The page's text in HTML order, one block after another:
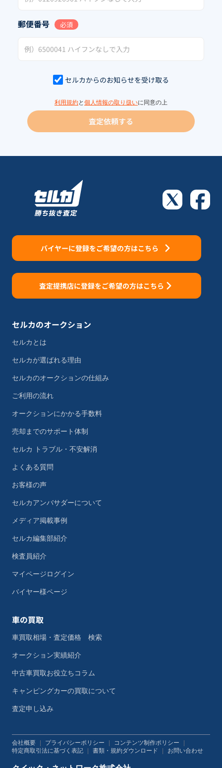
郵便番号 必須
セルカからのお知らせを受け取る
利用規約と 個人情報の取り扱いに同意の上
査定依頼する
バイヤーに登録をご希望の方はこちら
査定提携店に登録をご希望の方はこちら
セルカのオークション
セルカとは
セルカが選ばれる理由
セルカのオークションの仕組み
ご利用の流れ
オークションにかかる手数料
売却までのサポート体制
セルカ トラブル・不安解消
よくある質問
お客様の声
セルカアンバサダーについて
メディア掲載事例
セルカ編集部紹介
検査員紹介
マイページログイン
バイヤー様ページ
車の買取
車買取相場・査定価格 検索
オークション実績紹介
中古車買取お役立ちコラム
キャンピングカーの買取について
査定申し込み
会社概要 プライバシーポリシー コンテンツ制作ポリシー
特定商取引法に基づく表記
書類・規約ダウンロード お問い合わせ